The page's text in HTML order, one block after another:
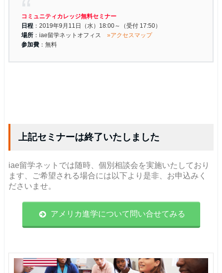
コミュニティカレッジ無料セミナー
日程 ：2019年9月11日（水）18:00～（受付 17:50）
場所 ：iae留学ネットオフィス »アクセスマップ
参加費 ：無料
上記セミナーは終了いたしました
iae留学ネットでは随時、個別相談会を実施いたしており
ます、ご希望される場合には以下より是非、お申込みく
ださいませ。
アメリカ進学について問い合せてみる